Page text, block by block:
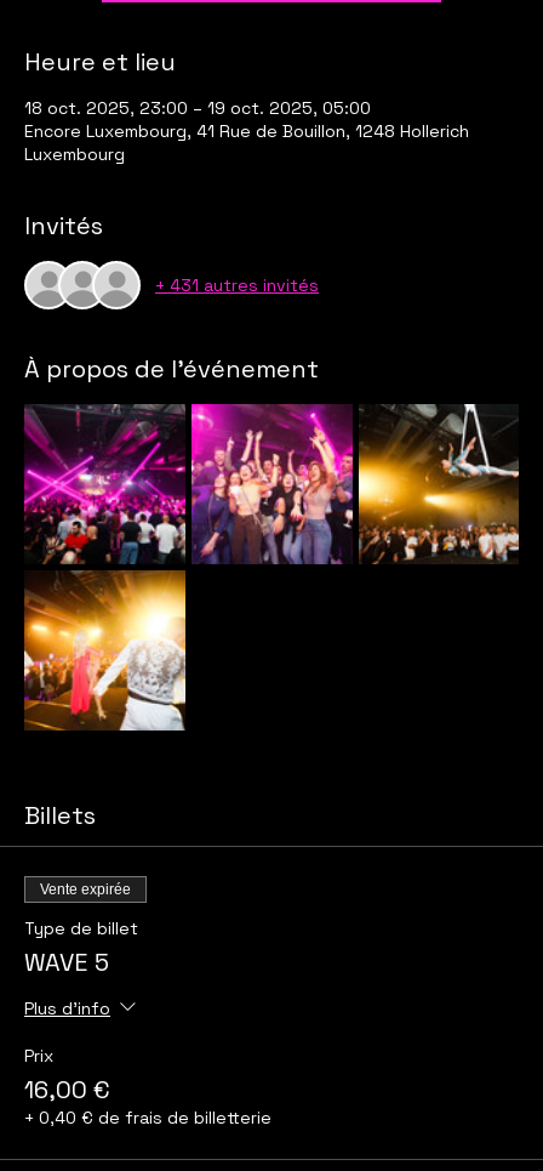
Heure et lieu
18 oct. 2025, 23:00 – 19 oct. 2025, 05:00
Encore Luxembourg, 41 Rue de Bouillon, 1248 Hollerich
Luxembourg
Invités
+ 431 autres invités
À propos de l'événement
Billets
Vente expirée
Type de billet
WAVE 5
Plus d'info
Prix
16,00 €
+ 0,40 € de frais de billetterie